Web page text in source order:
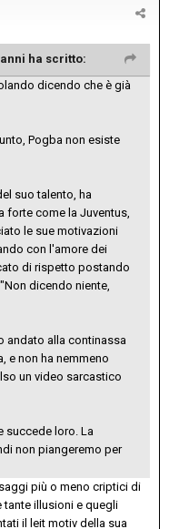
ha scritto:
dicendo che è già
Pogba non esiste
suo talento, ha
forte come la Juventus,
le sue motivazioni
con l'amore dei
di rispetto postando
dicendo niente,
andato alla continassa
e non ha nemmeno
un video sarcastico
succede loro. La
non piangeremo per
più o meno criptici di
tante illusioni e quegli
il leit motiv della sua